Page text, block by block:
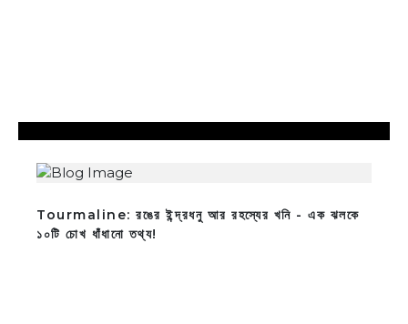
Tourmaline: রঙের ইন্দ্রধনু আর রহস্যের খনি - এক ঝলকে
১০টি চোখ ধাঁধানো তথ্য!